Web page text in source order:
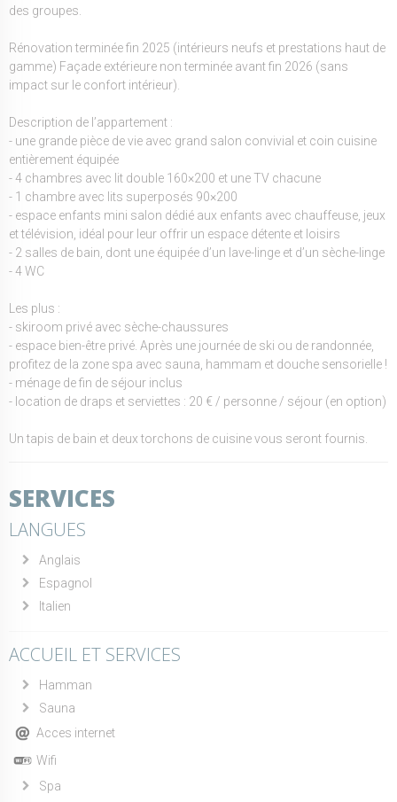
des groupes.
Rénovation terminée fin 2025 (intérieurs neufs et prestations haut de
gamme) Façade extérieure non terminée avant fin 2026 (sans
impact sur le confort intérieur).
Description de l’appartement :
- une grande pièce de vie avec grand salon convivial et coin cuisine
entièrement équipée
- 4 chambres avec lit double 160×200 et une TV chacune
- 1 chambre avec lits superposés 90×200
- espace enfants mini salon dédié aux enfants avec chauffeuse, jeux
et télévision, idéal pour leur offrir un espace détente et loisirs
- 2 salles de bain, dont une équipée d’un lave-linge et d’un sèche-linge
- 4 WC
Les plus :
- skiroom privé avec sèche-chaussures
- espace bien-être privé. Après une journée de ski ou de randonnée,
profitez de la zone spa avec sauna, hammam et douche sensorielle !
- ménage de fin de séjour inclus
- location de draps et serviettes : 20 € / personne / séjour (en option)
Un tapis de bain et deux torchons de cuisine vous seront fournis.
SERVICES
LANGUES
Anglais
Espagnol
Italien
ACCUEIL ET SERVICES
Hamman
Sauna
Acces internet
Wifi
Spa